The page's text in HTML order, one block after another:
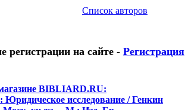
Список авторов
регистрации на сайте - Регистрация
BIBLIARD.RU:
Юридическое исследование / Генкин